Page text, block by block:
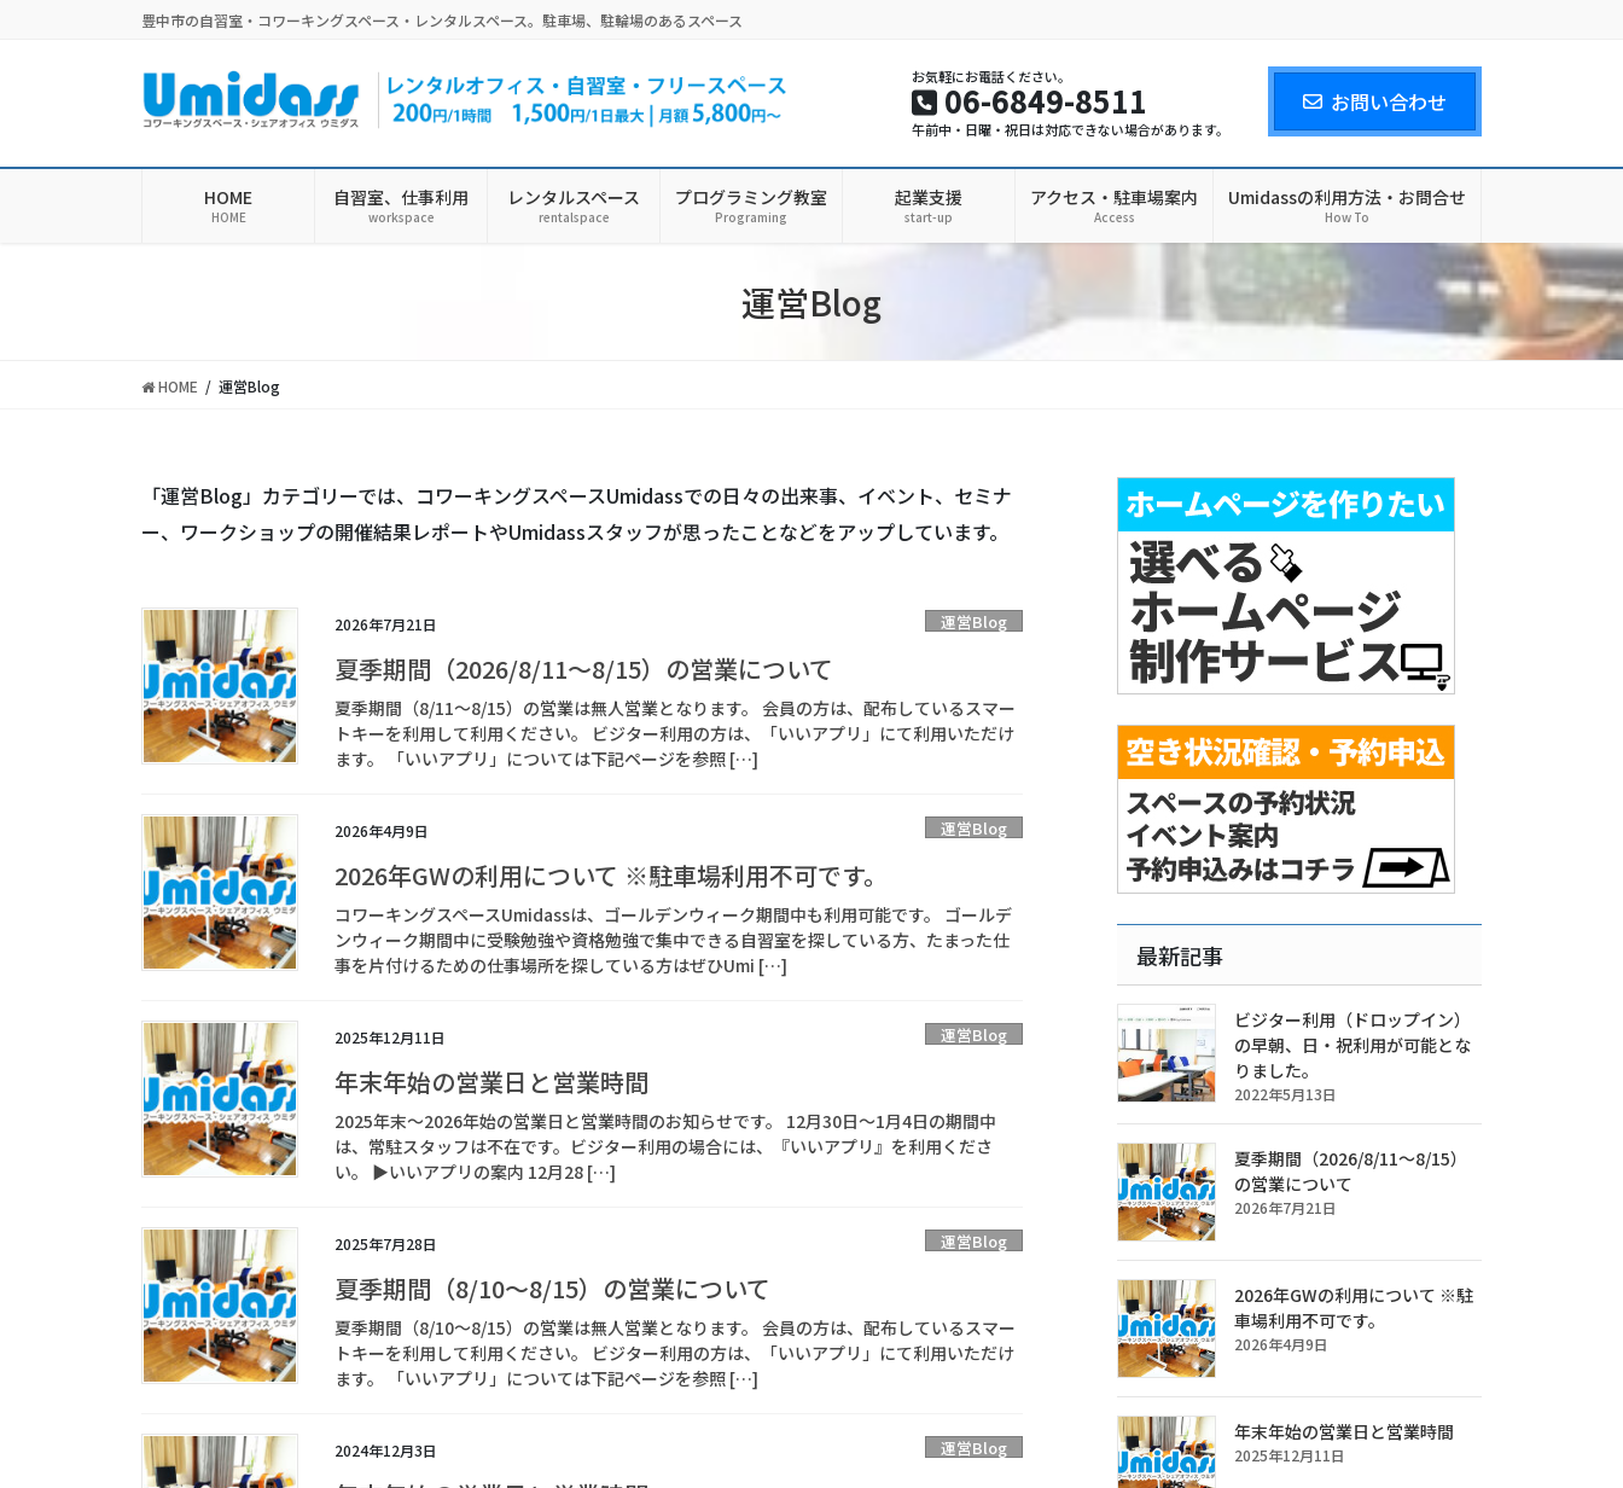
豊中市の自習室・コワーキングスペース・レンタルスペース。駐車場、駐輪場のあるスペース
お気軽にお電話ください。
06-6849-8511
午前中・日曜・祝日は対応できない場合があります。
お問い合わせ
HOME
HOME
自習室、仕事利用
workspace
レンタルスペース
rentalspace
プログラミング教室
Programing
起業支援
start-up
アクセス・駐車場案内
Access
Umidassの利用方法・お問合せ
How To
運営Blog
HOME 運営Blog
「運営Blog」カテゴリーでは、コワーキングスペースUmidassでの日々の出来事、イベント、セミナ
ー、ワークショップの開催結果レポートやUmidassスタッフが思ったことなどをアップしています。
2026年7月21日 運営Blog
夏季期間（2026/8/11～8/15）の営業について
夏季期間（8/11～8/15）の営業は無人営業となります。 会員の方は、配布しているスマー
トキーを利用して利用ください。 ビジター利用の方は、「いいアプリ」にて利用いただけ
ます。 「いいアプリ」については下記ページを参照 […]
2026年4月9日 運営Blog
2026年GWの利用について ※駐車場利用不可です。
コワーキングスペースUmidassは、ゴールデンウィーク期間中も利用可能です。 ゴールデ
ンウィーク期間中に受験勉強や資格勉強で集中できる自習室を探している方、たまった仕
事を片付けるための仕事場所を探している方はぜひUmi […]
2025年12月11日 運営Blog
年末年始の営業日と営業時間
2025年末～2026年始の営業日と営業時間のお知らせです。 12月30日～1月4日の期間中
は、常駐スタッフは不在です。ビジター利用の場合には、『いいアプリ』を利用くださ
い。 ▶いいアプリの案内 12月28 […]
2025年7月28日 運営Blog
夏季期間（8/10～8/15）の営業について
夏季期間（8/10～8/15）の営業は無人営業となります。 会員の方は、配布しているスマー
トキーを利用して利用ください。 ビジター利用の方は、「いいアプリ」にて利用いただけ
ます。 「いいアプリ」については下記ページを参照 […]
2024年12月3日 運営Blog
最新記事
ビジター利用（ドロップイン）
の早朝、日・祝利用が可能とな
りました。
2022年5月13日
夏季期間（2026/8/11～8/15）
の営業について
2026年7月21日
2026年GWの利用について ※駐
車場利用不可です。
2026年4月9日
年末年始の営業日と営業時間
2025年12月11日